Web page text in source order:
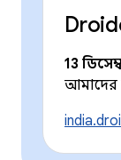
13
আমাদের